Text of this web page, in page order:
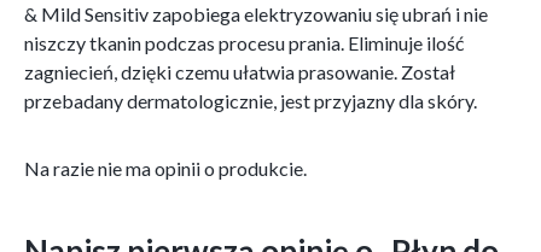
& Mild Sensitiv zapobiega elektryzowaniu się ubrań i nie
niszczy tkanin podczas procesu prania. Eliminuje ilość
zagniecień, dzięki czemu ułatwia prasowanie. Został
przebadany dermatologicznie, jest przyjazny dla skóry.
Na razie nie ma opinii o produkcie.